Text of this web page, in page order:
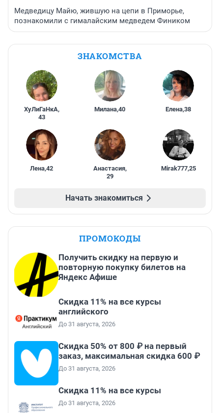
Медведицу Майю, жившую на цепи в Приморье,
познакомили с гималайским медведем Фиником
ЗНАКОМСТВА
ХуЛиГаНкА,
43
Милана,40 Елена,38
Лена,42 Анастасия,
29
Mirak777,25
Начать знакомиться
ПРОМОКОДЫ
Получить скидку на первую и
повторную покупку билетов на
Яндекс Афише
Скидка 11% на все курсы
английского
До 31 августа, 2026
Скидка 50% от 800 ₽ на первый
заказ, максимальная скидка 600 ₽
До 31 августа, 2026
Скидка 11% на все курсы
До 31 августа, 2026